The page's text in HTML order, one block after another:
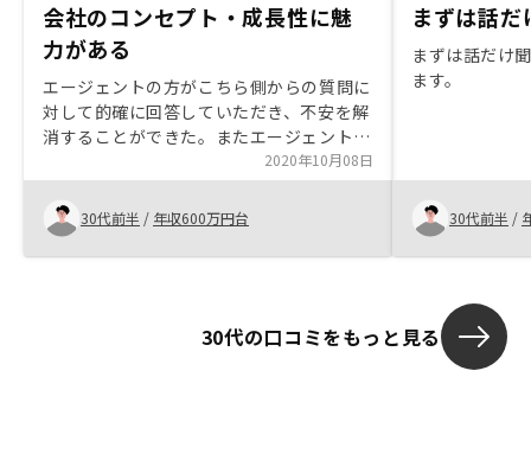
会社のコンセプト・成長性に魅
力がある
エージェントの方がこちら側からの質問に
対して的確に回答していただき、不安を解
消することができた。またエージェントの
方も物件を購入、運用しており、その実体
験を通じたお話が非常に参考になった。
また他社の話も聞いていたが、物件の収益
性に大きな違いはなかったので、RENOSY
の企業のコンセプト、成長性に魅力を感
2020年10月08日
30代前半 / 年収600万円台
まずは話
まずは話だけ
ます。
30代前半 /
30代の口コミをもっと見る